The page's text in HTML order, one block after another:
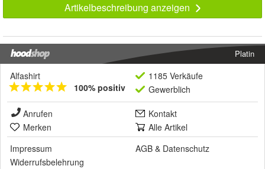
Artikelbeschreibung anzeigen
Platin
Alfashirt
100% positiv
1185 Verkäufe
Gewerblich
Anrufen
Kontakt
Merken
Alle Artikel
Impressum
AGB & Datenschutz
Widerrufsbelehrung